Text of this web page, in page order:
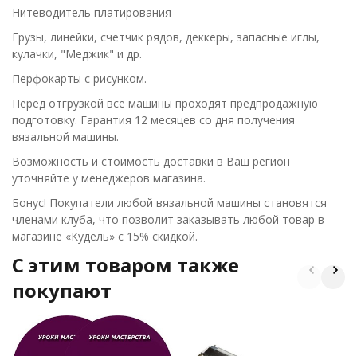
Нитеводитель платирования
Грузы, линейки, счетчик рядов, деккеры, запасные иглы,
кулачки, "Меджик" и др.
Перфокарты с рисунком.
Перед отгрузкой все машины проходят предпродажную
подготовку. Гарантия 12 месяцев со дня получения
вязальной машины.
Возможность и стоимость доставки в Ваш регион
уточняйте у менеджеров магазина.
Бонус! Покупатели любой вязальной машины становятся
членами клуба, что позволит заказывать любой товар в
магазине «Кудель» с 15% скидкой.
C этим товаром также
покупают